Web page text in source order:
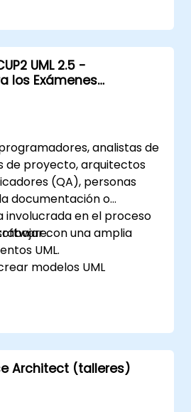
de un estudio de caso,
habilidades para
procesos de negocio, así
funcionales y no
posteriores del curso
analítico, las fases de
de la herramienta de
Architect. El curso
sólida para un
de procesos en
UML en todas las
de software.
UML 2.5 -
los Exámenes
analistas de
de proyecto, arquitectos
(QA), personas
documentación o
involucrada en el proceso
con una amplia
UML.
modelos UML
un equipo de desarrollo
Architect (talleres)